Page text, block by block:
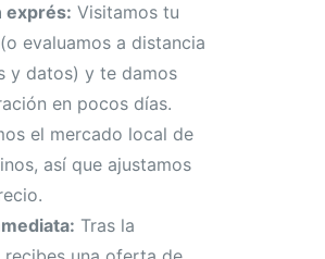
exprés: Visitamos tu
evaluamos a distancia
y datos) y te damos
en pocos días.
el mercado local de
así que ajustamos
Tras la